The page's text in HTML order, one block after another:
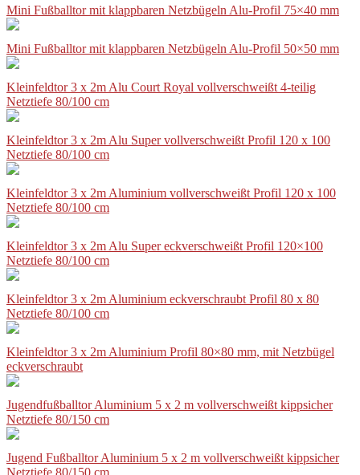
Mini Fußballtor mit klappbaren Netzbügeln Alu-Profil 75×40 mm
Mini Fußballtor mit klappbaren Netzbügeln Alu-Profil 50×50 mm
Kleinfeldtor 3 x 2m Alu Court Royal vollverschweißt 4-teilig
Netztiefe 80/100 cm
Kleinfeldtor 3 x 2m Alu Super vollverschweißt Profil 120 x 100
Netztiefe 80/100 cm
Kleinfeldtor 3 x 2m Aluminium vollverschweißt Profil 120 x 100
Netztiefe 80/100 cm
Kleinfeldtor 3 x 2m Alu Super eckverschweißt Profil 120×100
Netztiefe 80/100 cm
Kleinfeldtor 3 x 2m Aluminium eckverschraubt Profil 80 x 80
Netztiefe 80/100 cm
Kleinfeldtor 3 x 2m Aluminium Profil 80×80 mm, mit Netzbügel
eckverschraubt
Jugendfußballtor Aluminium 5 x 2 m vollverschweißt kippsicher
Netztiefe 80/150 cm
Jugend Fußballtor Aluminium 5 x 2 m vollverschweißt kippsicher
Netztiefe 80/150 cm